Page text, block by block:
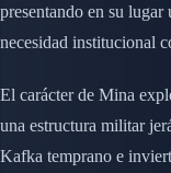
presentando en su
necesidad institucional
El carácter de Mina
una estructura militar
Kafka temprano e